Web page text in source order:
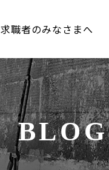
求職者のみなさまへ
BLOG